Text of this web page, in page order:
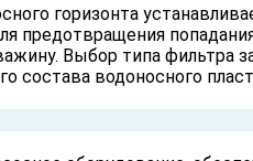
горизонта
предотвращения
Выбор типа фильтра
состава водоносного